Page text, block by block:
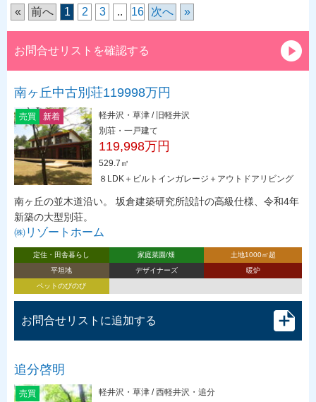
« 前へ 1 2 3 .. 16 次へ »
お問合せリストを確認する
南ヶ丘中古別荘119998万円
売買 新着
軽井沢・草津 / 旧軽井沢
別荘・一戸建て
119,998万円
529.7㎡
８LDK＋ビルトインガレージ＋アウトドアリビング
南ヶ丘の並木道沿い。 坂倉建築研究所設計の高級仕様、令和4年
新築の大型別荘。
㈱リゾートホーム
定住・田舎暮らし 家庭菜園/畑
土地1000㎡超
平坦地
デザイナーズ
暖炉
ペットのびのび
お問合せリストに追加する
追分啓明
売買
軽井沢・草津 / 西軽井沢・追分